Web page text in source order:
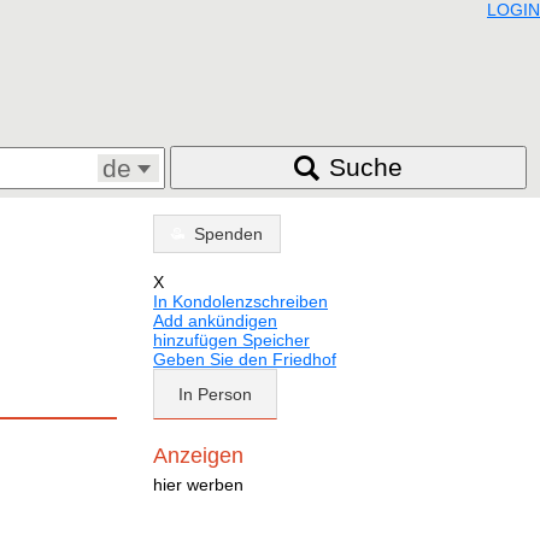
LOGIN
de Suche
Spenden
X
In Kondolenzschreiben
Add ankündigen
hinzufügen Speicher
Geben Sie den Friedhof
In Person
Anzeigen
hier werben